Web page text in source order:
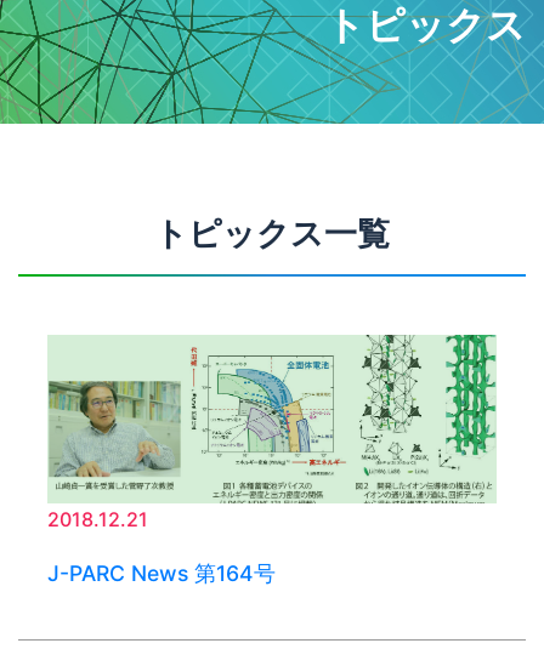
トピックス
トピックス一覧
2018.12.21
J-PARC News 第164号